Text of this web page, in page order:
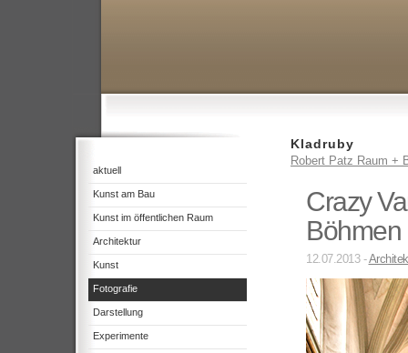
aktuell
Kunst am Bau
Kunst im öffentlichen Raum
Architektur
Kunst
Fotografie
Darstellung
Experimente
Kladruby
Robert Patz Raum +
Crazy
Böhmen
12.07.2013 -